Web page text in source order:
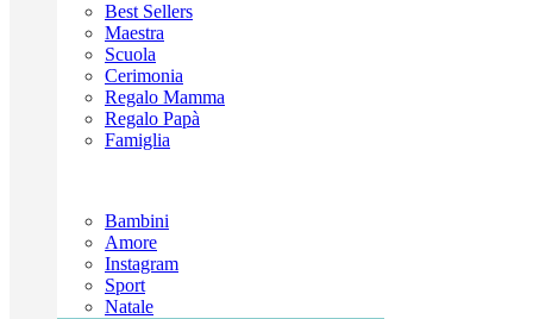
Best Sellers
Maestra
Scuola
Cerimonia
Regalo Mamma
Regalo Papà
Famiglia
Bambini
Amore
Instagram
Sport
Natale